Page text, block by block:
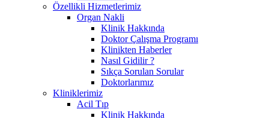
Özellikli Hizmetlerimiz
Organ Nakli
Klinik Hakkında
Doktor Çalışma Programı
Klinikten Haberler
Nasıl Gidilir ?
Sıkça Sorulan Sorular
Doktorlarımız
Kliniklerimiz
Acil Tıp
Klinik Hakkında